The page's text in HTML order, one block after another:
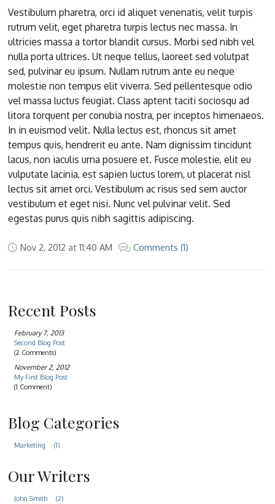
Vestibulum pharetra, orci id aliquet venenatis, velit turpis
rutrum velit, eget pharetra turpis lectus nec massa. In
ultricies massa a tortor blandit cursus. Morbi sed nibh vel
nulla porta ultrices. Ut neque tellus, laoreet sed volutpat
sed, pulvinar eu ipsum. Nullam rutrum ante eu neque
molestie non tempus elit viverra. Sed pellentesque odio
vel massa luctus feugiat. Class aptent taciti sociosqu ad
litora torquent per conubia nostra, per inceptos himenaeos.
In in euismod velit. Nulla lectus est, rhoncus sit amet
tempus quis, hendrerit eu ante. Nam dignissim tincidunt
lacus, non iaculis urna posuere et. Fusce molestie, elit eu
vulputate lacinia, est sapien luctus lorem, ut placerat nisl
lectus sit amet orci. Vestibulum ac risus sed sem auctor
vestibulum et eget nisi. Nunc vel pulvinar velit. Sed
egestas purus quis nibh sagittis adipiscing.
Nov 2, 2012 at 11:40 AM Comments (1)
Recent Posts
February 7, 2013
Second Blog Post
(2 Comments)
November 2, 2012
My First Blog Post
(1 Comment)
Blog Categories
Marketing (1)
Our Writers
John Smith (2)